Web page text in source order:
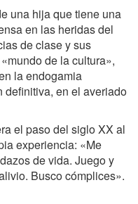
una hija que tiene una
en las heridas del
de clase y sus
de la cultura»,
la endogamia
en el averiado
el paso del siglo XX al
experiencia: «Me
de vida. Juego y
Busco cómplices».